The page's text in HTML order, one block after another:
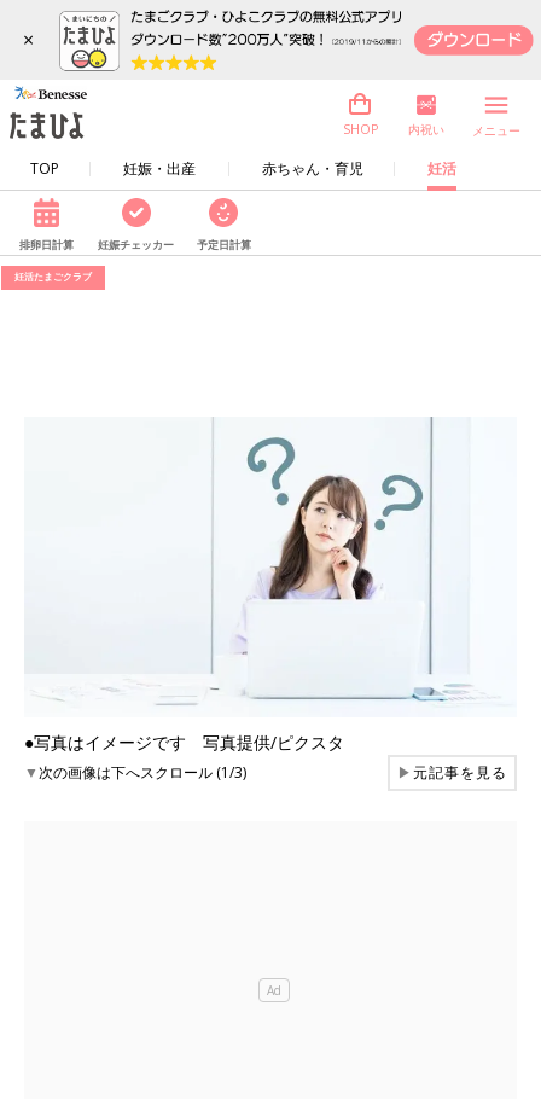
×
TOP 妊娠・出産 赤ちゃん・育児 妊活
SHOP 内祝い メニュー
排卵日計算 妊娠チェッカー 予定日計算
妊活たまごクラブ
●写真はイメージです 写真提供/ピクスタ
▼次の画像は下へスクロール (1/3) ▶元記事を見る